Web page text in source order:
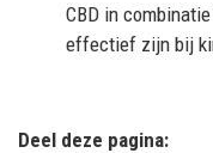
CBD in
effectief zijn bij
Deel deze pagina: